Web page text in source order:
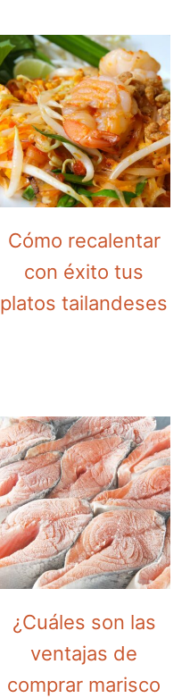
Cómo recalentar
con éxito tus
platos tailandeses
¿Cuáles son las
ventajas de
comprar marisco